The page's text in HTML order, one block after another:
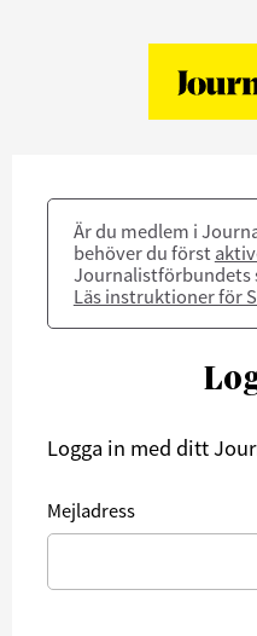
Är du medlem i
behöver du först
Journalistförbundets
Läs instruktioner för
Logga in med ditt
Mejladress